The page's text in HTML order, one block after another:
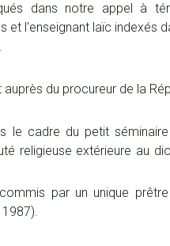
dans notre appel à
l'enseignant laïc indexés
du procureur de la
le cadre du petit
religieuse extérieure au
par un unique